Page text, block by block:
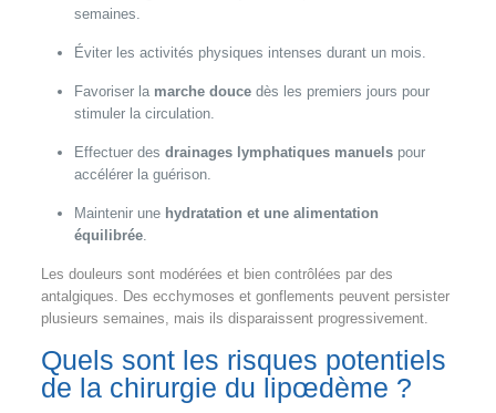
semaines.
Éviter les activités physiques intenses durant un mois.
Favoriser la marche doucedès les premiers jours pour
stimuler la circulation.
Effectuer des drainages lymphatiques manuelspour
accélérer la guérison.
Maintenir une hydratation et une alimentation
équilibrée.
Les douleurs sont modérées et bien contrôlées par des
antalgiques. Des ecchymoses et gonflements peuvent persister
plusieurs semaines, mais ils disparaissent progressivement.
Quels sont les risques potentiels
de la chirurgie du lipœdème ?